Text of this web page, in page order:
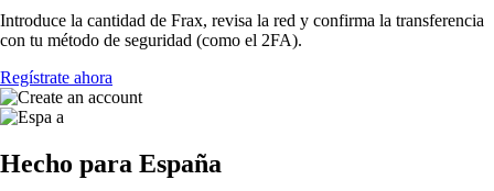
Introduce la cantidad de Frax, revisa la red y confirma la transferencia
con tu método de seguridad (como el 2FA).
Regístrate ahora
Hecho para España